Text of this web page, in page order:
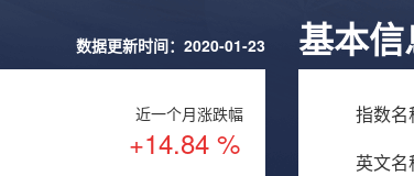
数据更新时间：2020-01-23
近一个月涨跌幅
+14.84 %
基本信
指数名
英文名